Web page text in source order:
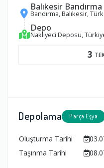
Balıkesir Bandırma
Bandırma, Balıkesir,
Depo
Nakliyeci Deposu,
3
Depolama Parça Eşya
Oluşturma Tarihi
Taşınma Tarihi